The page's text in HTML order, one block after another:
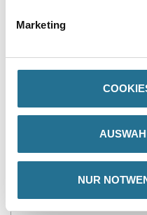
Marketing
NUR
- Verarbeitungsfertig
- Airless-Spritzspachtel
- Sehr gutes Füllvermögen
- Sehr gute Schleifbarkeit